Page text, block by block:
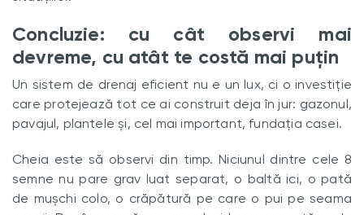
Concluzie: cu cât observi mai
devreme, cu atât te costă mai puțin
Un sistem de drenaj eficient nu e un lux, ci o investiție
care protejează tot ce ai construit deja în jur: gazonul,
pavajul, plantele și, cel mai important, fundația casei.
Cheia este să observi din timp. Niciunul dintre cele 8
semne nu pare grav luat separat, o baltă ici, o pată
de mușchi colo, o crăpătură pe care o pui pe seama